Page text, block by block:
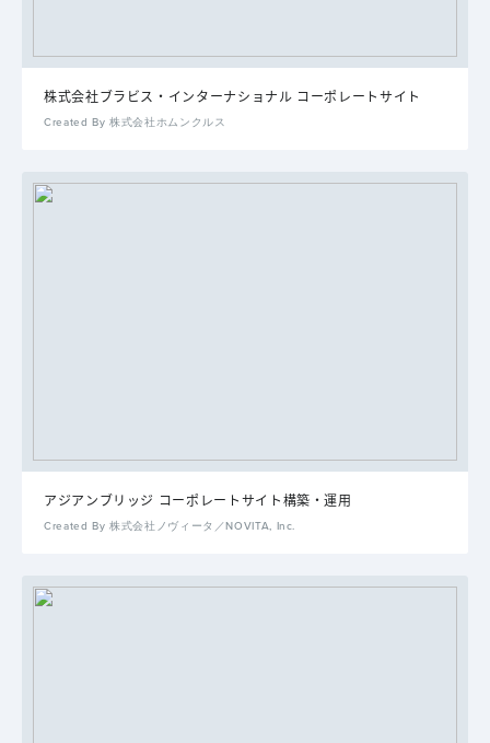
株式会社ブラビス・インターナショナル コーポレートサイト
Created By 株式会社ホムンクルス
アジアンブリッジ コーポレートサイト構築・運用
Created By 株式会社ノヴィータ／NOVITA, Inc.